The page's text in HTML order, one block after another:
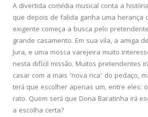
A divertida comédia musical conta a
que depois de falida ganha uma herança
exigente começa a busca pelo
grande casamento. Em sua vila, a amiga
Jura, e uma mosca varejeira muito
nesta difícil missão. Muitos pretendentes
casar com a mais ‘nova rica’ do pedaço,
terá que escolher apenas um, entre eles:
rato. Quem será que Dona Baratinha irá
a escolha certa?